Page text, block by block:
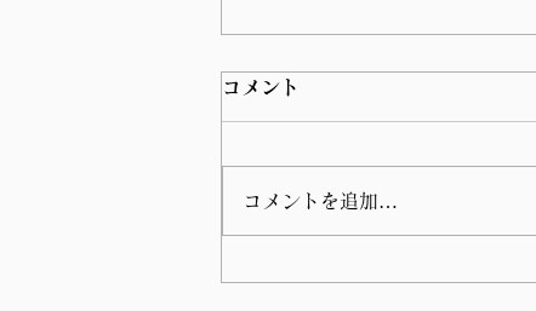
衆議院インターネット審議中
コメント
コメントを追加…